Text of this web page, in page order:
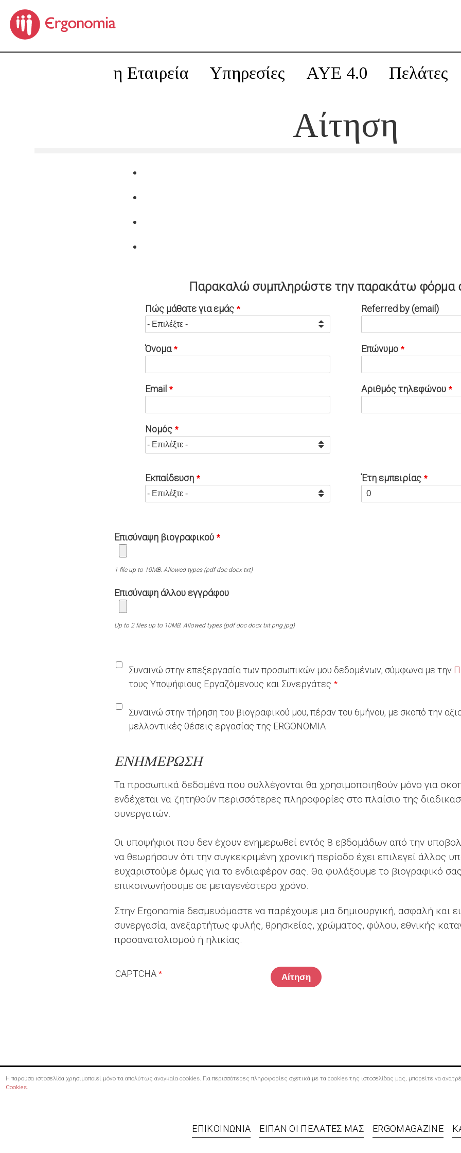
η Εταιρεία Υπηρεσίες AYE 4.0 Πελάτες
Αίτηση
Παρακαλώ συμπληρώστε την παρακάτω φόρμα
Πώς μάθατε για εμάς Referred by (email)
Όνομα Επώνυμο
Email Αριθμός τηλεφώνου
Νομός
Εκπαίδευση Έτη εμπειρίας
Επισύναψη βιογραφικού
1 file up to 10MB. Allowed types (pdf doc docx txt)
Επισύναψη άλλου εγγράφου
Up to 2 files up to 10MB. Allowed types (pdf doc docx txt png jpg)
Συναινώ στην επεξεργασία των προσωπικών μου δεδομένων, σύμφωνα με την
τους Υποψήφιους Εργαζόμενους και Συνεργάτες
Συναινώ στην τήρηση του βιογραφικού μου, πέραν του 6μήνου, με σκοπό την
μελλοντικές θέσεις εργασίας της ERGONOMIA
ΕΝΗΜΕΡΩΣΗ
Τα προσωπικά δεδομένα που συλλέγονται θα χρησιμοποιηθούν μόνο για
ενδέχεται να ζητηθούν περισσότερες πληροφορίες στο πλαίσιο της διαδικασίας επιλογής νέων
συνεργατών.
Οι υποψήφιοι που δεν έχουν ενημερωθεί εντός 8 εβδομάδων από την
να θεωρήσουν ότι την συγκεκριμένη χρονική περίοδο έχει επιλεγεί άλλος
ευχαριστούμε όμως για το ενδιαφέρον σας. Θα φυλάξουμε το βιογραφικό σας
επικοινωνήσουμε σε μεταγενέστερο χρόνο.
Στην Ergonomia δεσμευόμαστε να παρέχουμε μια δημιουργική, ασφαλή και
συνεργασία, ανεξαρτήτως φυλής, θρησκείας, χρώματος, φύλου, εθνικής
προσανατολισμού ή ηλικίας.
CAPTCHA
Η παρούσα ιστοσελίδα χρησιμοποιεί μόνο τα απολύτως αναγκαία cookies. Για περισσότερες πληροφορίες σχετικά με τα cookies της ιστοσελίδας μας, μπορείτε να
Cookies
ΕΠΙΚΟΙΝΩΝΊΑ ΕΊΠΑΝ ΟΙ ΠΕΛΆΤΕΣ ΜΑΣ ERGOMAGAZINE